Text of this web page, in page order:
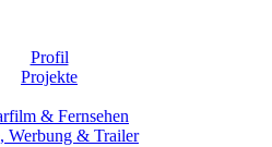
Profil
Projekte
& Fernsehen
Werbung & Trailer